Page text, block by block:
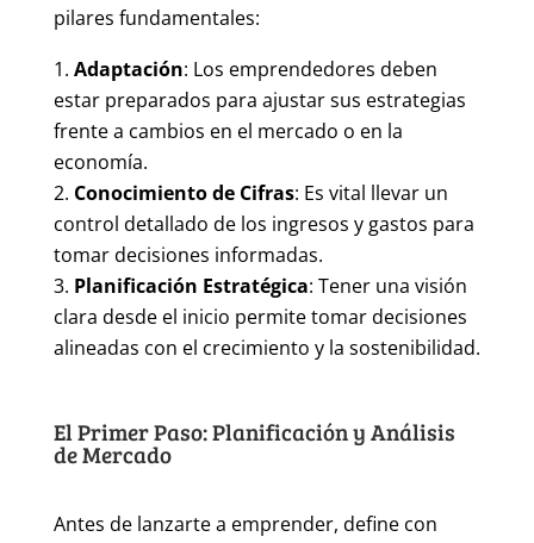
pilares fundamentales:
Adaptación: Los emprendedores deben
estar preparados para ajustar sus estrategias
frente a cambios en el mercado o en la
economía.
Conocimiento de Cifras: Es vital llevar un
control detallado de los ingresos y gastos para
tomar decisiones informadas.
Planificación Estratégica: Tener una visión
clara desde el inicio permite tomar decisiones
alineadas con el crecimiento y la sostenibilidad.
El Primer Paso: Planificación y Análisis
de Mercado
Antes de lanzarte a emprender, define con